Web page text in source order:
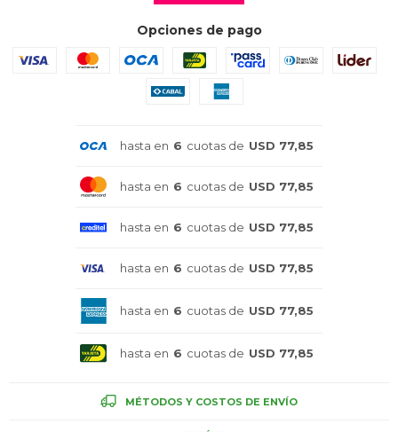
Opciones de pago
hasta en 6 cuotas de USD 77,85
hasta en 6 cuotas de USD 77,85
hasta en 6 cuotas de USD 77,85
hasta en 6 cuotas de USD 77,85
hasta en 6 cuotas de USD 77,85
hasta en 6 cuotas de USD 77,85
MÉTODOS Y COSTOS DE ENVÍO
Cuidado personal
Celulares